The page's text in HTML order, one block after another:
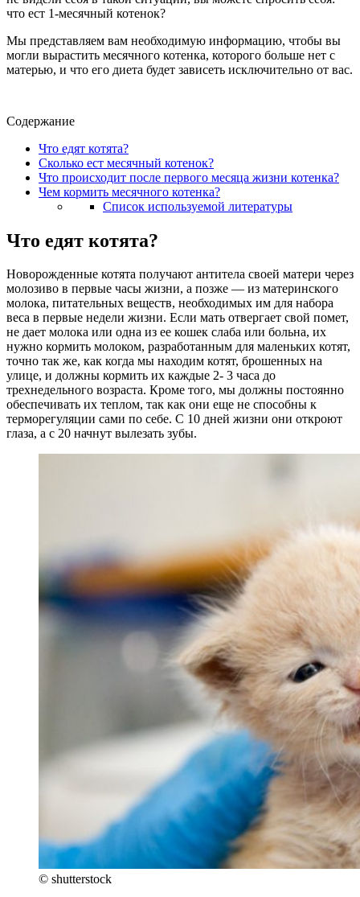
что ест 1-месячный котенок?
Мы представляем вам необходимую информацию, чтобы вы
могли вырастить месячного котенка, которого больше нет с
матерью, и что его диета будет зависеть исключительно от вас.
Содержание
Что едят котята?
Сколько ест месячный котенок?
Что происходит после первого месяца жизни котенка?
Чем кормить месячного котенка?
Список используемой литературы
Что едят котята?
Новорожденные котята получают антитела своей матери через
молозиво в первые часы жизни, а позже — из материнского
молока, питательных веществ, необходимых им для набора
веса в первые недели жизни. Если мать отвергает свой помет,
не дает молока или одна из ее кошек слаба или больна, их
нужно кормить молоком, разработанным для маленьких котят,
точно так же, как когда мы находим котят, брошенных на
улице, и должны кормить их каждые 2- 3 часа до
трехнедельного возраста. Кроме того, мы должны постоянно
обеспечивать их теплом, так как они еще не способны к
терморегуляции сами по себе. С 10 дней жизни они откроют
глаза, а с 20 начнут вылезать зубы.
© shutterstock